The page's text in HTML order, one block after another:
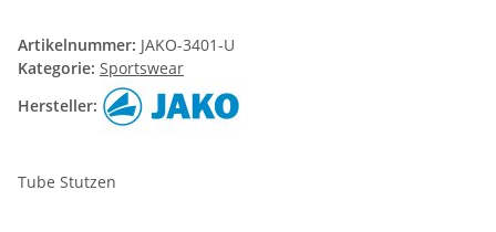
Artikelnummer: JAKO-3401-U
Kategorie: Sportswear
Hersteller:
Tube Stutzen